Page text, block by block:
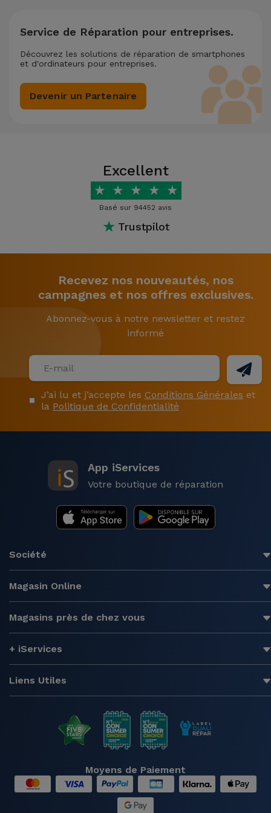
Service de Réparation pour entreprises.
Découvrez les solutions de réparation de smartphones
et d'ordinateurs pour entreprises.
Devenir un Partenaire
Excellent
★ ★ ★ ★ ★
Basé sur 94452 avis
★ Trustpilot
Recevez nos nouveautés, nos
campagnes et nos offres exclusives.
Abonnez-vous à notre newsletter et restez
informé
J’ai lu et j’accepte les Conditions Générales et
la Politique de Confidentialité
App iServices
Votre boutique de réparation
Société
Magasin Online
Magasins près de chez vous
+ iServices
Liens Utiles
Moyens de Paiement